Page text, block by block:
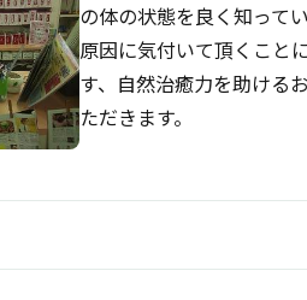
の体の状態を良く知って
原因に気付いて頂くこと
す、自然治癒力を助ける
ただきます。